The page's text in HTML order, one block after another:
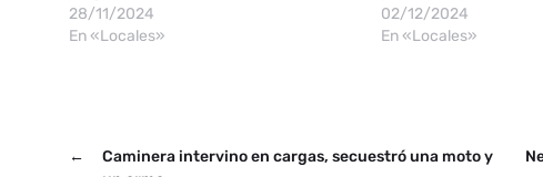
llevará a cabo el martes 3 de diciembre a
las 11 Hs. en el Salón Obligado de Casa
28/11/2024
En «Locales»
de casas particulares.
personas se
02/12/2024
En «Locales»
←
Caminera intervino en cargas, secuestró una moto y